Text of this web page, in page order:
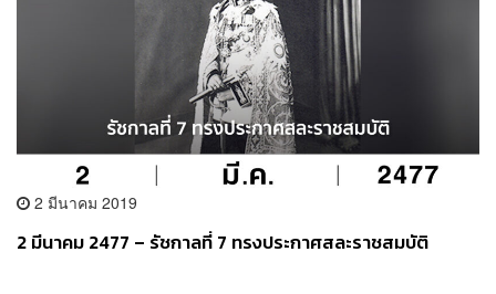
2 มีนาคม 2019
2 มีนาคม 2477 – รัชกาลที่ 7 ทรงประกาศสละราชสมบัติ